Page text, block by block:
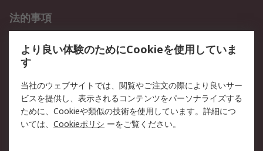
法的事項
クッキーポリシー
RSについて
会社概要
採用情報
プレスリリース＆お知ら
コーポレートサイト
より良い体験のためにCookieを使用していま
す
当社のウェブサイトでは、閲覧やご注文の際により良いサー
ビスを提供し、表示されるコンテンツをパーソナライズする
ために、Cookieや類似の技術を使用しています。詳細につ
いては、 Cookieポリシ ーをご覧ください。